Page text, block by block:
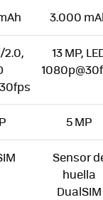
3.000
2.0,
13 MP,
5 MP
Sensor
huella
DualSIM